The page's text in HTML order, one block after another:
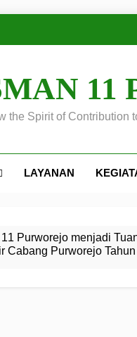
11
the Spirit of Contribution
LAYANAN
Purworejo menjadi
Cabang Purworejo
Calon Dewan
Tingkat
Gugus Depan
di LKBB
oleh Pasukan Khusus
11
Negeri 11 Purworejo
menjadi lokasi pelaksanaan